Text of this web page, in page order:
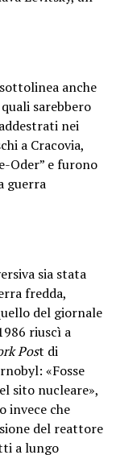
anche
sarebbero
nei
a Cracovia,
Oder” e furono
guerra
sia stata
fredda,
del giornale
riuscì a
Post di
«Fosse
sito nucleare»,
invece che
del reattore
a lungo